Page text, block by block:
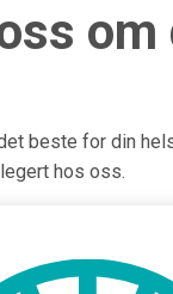
om
beste for din
hos oss.